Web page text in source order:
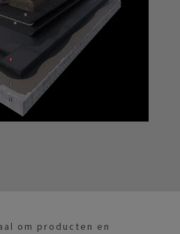
om producten en